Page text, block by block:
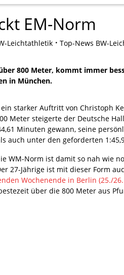
EM-Norm
Leichtathletik Top-News BW-
800 Meter, kommt immer
in München.
ein starker Auftritt von Christoph
Meter steigerte der Deutsche
Minuten gewann, seine
auch unter den geforderten
WM-Norm ist damit so nah wie
27-Jährige ist mit dieser Form
Wochenende in Berlin (25./
über die 800 Meter aus